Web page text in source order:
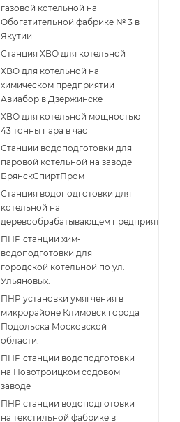
газовой котельной на
Обогатительной фабрике № 3 в
Якутии
Станция ХВО для котельной
ХВО для котельной на
химическом предприятии
Авиабор в Дзержинске
ХВО для котельной мощностью
43 тонны пара в час
Станции водоподготовки для
паровой котельной на заводе
БрянскСпиртПром
Станция водоподготовки для
котельной на
деревообрабатывающем предприятии
ПНР станции хим-
водоподготовки для
городской котельной по ул.
Ульяновых.
ПНР установки умягчения в
микрорайоне Климовск города
Подольска Московской
области.
ПНР станции водоподготовки
на Новотроицком содовом
заводе
ПНР станции водоподготовки
на текстильной фабрике в